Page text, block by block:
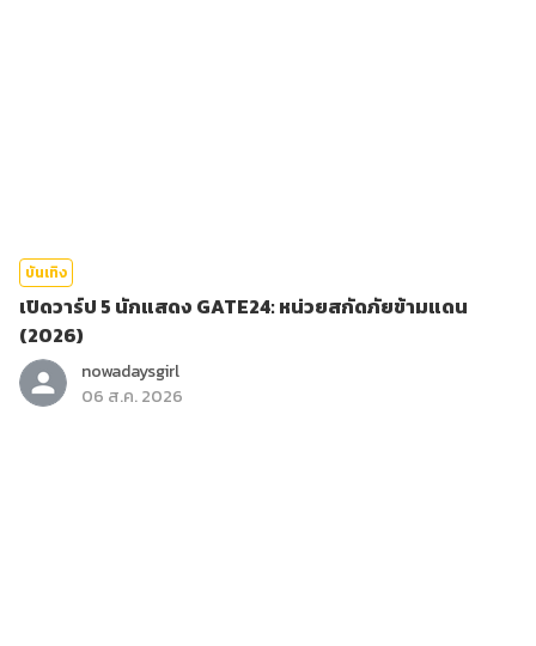
บันเทิง
เปิดวาร์ป 5 นักแสดง GATE24: หน่วยสกัดภัยข้ามแดน
(2026)
nowadaysgirl
06 ส.ค. 2026